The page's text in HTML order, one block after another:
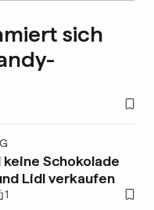
sich
Schokolade
Lidl verkaufen
1